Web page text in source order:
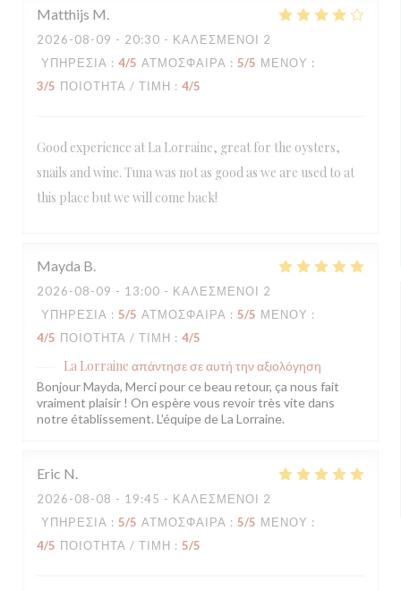
Matthijs M
2026-08-09 - 20:30 - ΚΑΛΕΣΜΈΝΟΙ 2
ΥΠΗΡΕΣΊΑ : 4/5 ΑΤΜΌΣΦΑΙΡΑ : 5/5 ΜΕΝΟΎ :
3/5 ΠΟΙΌΤΗΤΑ / ΤΙΜΉ : 4/5
Good experience at La Lorraine, great for the oysters,
snails and wine. Tuna was not as good as we are used to at
this place but we will come back!
Mayda B
2026-08-09 - 13:00 - ΚΑΛΕΣΜΈΝΟΙ 2
ΥΠΗΡΕΣΊΑ : 5/5 ΑΤΜΌΣΦΑΙΡΑ : 5/5 ΜΕΝΟΎ :
4/5 ΠΟΙΌΤΗΤΑ / ΤΙΜΉ : 4/5
La Lorraine απάντησε σε αυτή την αξιολόγηση
Bonjour Mayda, Merci pour ce beau retour, ça nous fait
vraiment plaisir ! On espère vous revoir très vite dans
notre établissement. L'équipe de La Lorraine.
Eric N
2026-08-08 - 19:45 - ΚΑΛΕΣΜΈΝΟΙ 2
ΥΠΗΡΕΣΊΑ : 5/5 ΑΤΜΌΣΦΑΙΡΑ : 5/5 ΜΕΝΟΎ :
4/5 ΠΟΙΌΤΗΤΑ / ΤΙΜΉ : 5/5